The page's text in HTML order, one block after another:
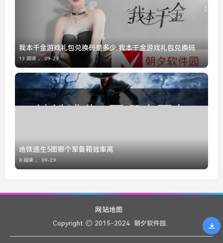
我本千金游戏礼包兑换码是多少 我本千金游戏礼包兑换码
13 阅读 ， 09-29
地铁逃生5图哪个军备箱效率高
8 阅读 ， 09-29
网站地图
Copyright 2015-2024 朝夕软件园.